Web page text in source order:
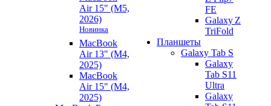
Air 15" (M5,
2026)
Новинка
MacBook
Air 13" (M4,
2025)
MacBook
Air 15" (M4,
2025)
FE
Galaxy Z
TriFold
Планшеты
Galaxy Tab S
Galaxy
Tab S11
Ultra
Galaxy